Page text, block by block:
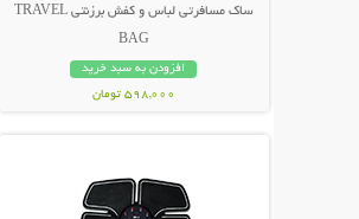
ساک مسافرتی لباس و کفش برزنتی TRAVEL
BAG
افزودن به سبد خرید
598,000 تومان